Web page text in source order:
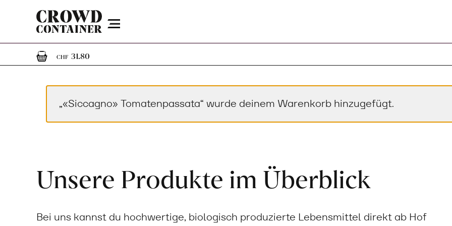
Menu
CHF 31.801 Artikel im Warenkorb
„«Siccagno» Tomatenpassata“ wurde deinem Warenkorb hinzugefügt.
Unsere Produkte im Überblick
Bei uns kannst du hochwertige, biologisch produzierte Lebensmittel direkt ab Hof